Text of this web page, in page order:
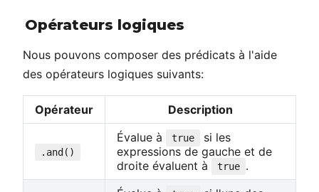
Opérateurs logiques
Nous pouvons composer des prédicats à l'aide
des opérateurs logiques suivants:
Opérateur Description
.and()
Évalue à true
si les
expressions de gauche et de
droite évaluent à
true .